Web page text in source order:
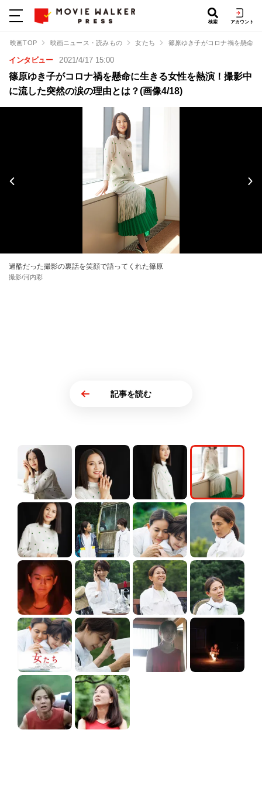
検索 アカウント
映画TOP 映画ニュース・読みもの 女たち 篠原ゆき子がコロナ禍を懸命
インタビュー 2021/4/17 15:00
篠原ゆき子がコロナ禍を懸命に生きる女性を熱演！撮影中
に流した突然の涙の理由とは？(画像4/18)
過酷だった撮影の裏話を笑顔で語ってくれた篠原
撮影/河内彩
記事を読む